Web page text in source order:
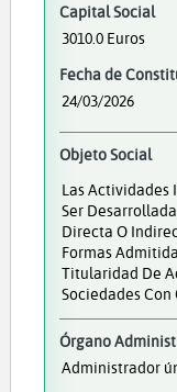
Capital Social
3010.0 Euros
Fecha de
24/03/2026
Objeto Social
Las Actividades
Ser
Directa O
Formas
Titularidad De
Sociedades
Órgano
Administrador